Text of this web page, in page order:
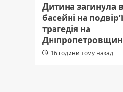
Дитина загинула в
басейні на
трагедія на
16 години тому назад